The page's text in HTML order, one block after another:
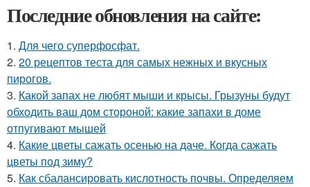
Последние обновления на сайте:
1. Для чего суперфосфат.
2. 20 рецептов теста для самых нежных и вкусных
пирогов.
3. Какой запах не любят мыши и крысы. Грызуны будут
обходить ваш дом стороной: какие запахи в доме
отпугивают мышей
4. Какие цветы сажать осенью на даче. Когда сажать
цветы под зиму?
5. Как сбалансировать кислотность почвы. Определяем